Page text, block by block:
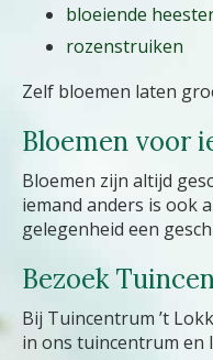
bloeiende
rozenstruiken
Zelf bloemen laten
Bloemen voor
Bloemen zijn altijd
iemand anders is ook
gelegenheid een
Bezoek
Bij Tuincentrum ’t
in ons tuincentrum en